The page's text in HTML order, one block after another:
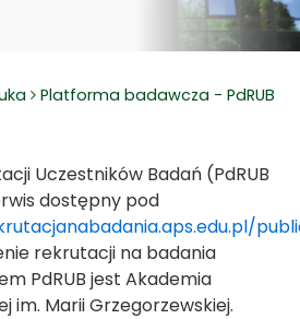
Platforma badawcza - PdRUB
Uczestników Badań (PdRUB
dostępny pod
rekrutacji na badania
PdRUB jest Akademia
im. Marii Grzegorzewskiej.